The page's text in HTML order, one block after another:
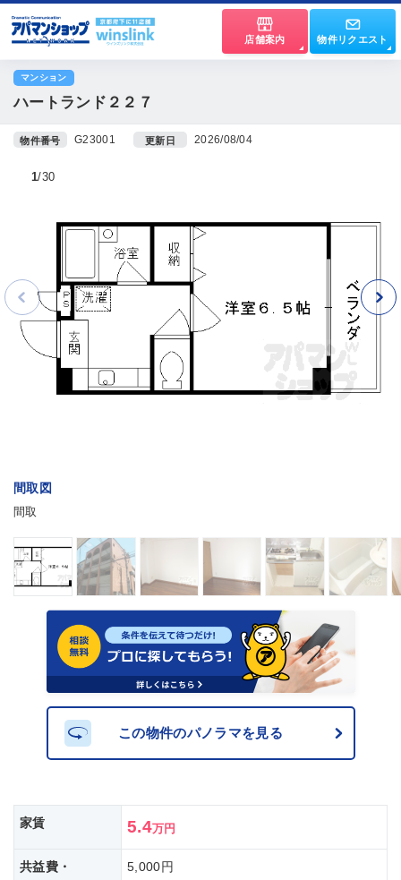
店舗案内 物件リクエスト
マンション
ハートランド２２７
物件番号 G23001 更新日 2026/08/04
間取図
間取
1 30
この物件のパノラマを見る
家賃 5.4万円
共益費・
5,000円